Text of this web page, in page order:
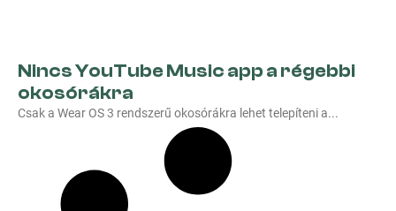
Nincs YouTube Music app a régebbi
okosórákra
Csak a Wear OS 3 rendszerű okosórákra lehet telepíteni a